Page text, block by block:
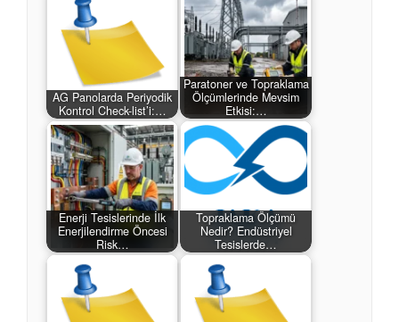
AG Panolarda Periyodik
Kontrol Check-list’i:…
Paratoner ve Topraklama
Ölçümlerinde Mevsim
Etkisi:…
Enerji Tesislerinde İlk
Enerjilendirme Öncesi
Risk…
Topraklama Ölçümü
Nedir? Endüstriyel
Tesislerde…